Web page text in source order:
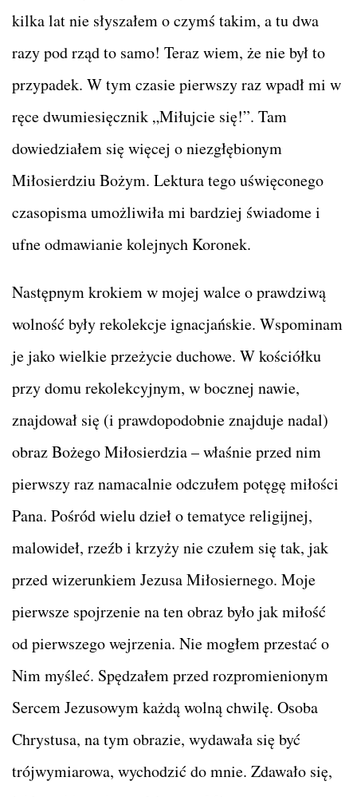
kilka lat nie słyszałem o czymś takim, a tu dwa
razy pod rząd to samo! Teraz wiem, że nie był to
przypadek. W tym czasie pierwszy raz wpadł mi w
ręce dwumiesięcznik „Miłujcie się!”. Tam
dowiedziałem się więcej o niezgłębionym
Miłosierdziu Bożym. Lektura tego uświęconego
czasopisma umożliwiła mi bardziej świadome i
ufne odmawianie kolejnych Koronek.
Następnym krokiem w mojej walce o prawdziwą
wolność były rekolekcje ignacjańskie. Wspominam
je jako wielkie przeżycie duchowe. W kościółku
przy domu rekolekcyjnym, w bocznej nawie,
znajdował się (i prawdopodobnie znajduje nadal)
obraz Bożego Miłosierdzia – właśnie przed nim
pierwszy raz namacalnie odczułem potęgę miłości
Pana. Pośród wielu dzieł o tematyce religijnej,
malowideł, rzeźb i krzyży nie czułem się tak, jak
przed wizerunkiem Jezusa Miłosiernego. Moje
pierwsze spojrzenie na ten obraz było jak miłość
od pierwszego wejrzenia. Nie mogłem przestać o
Nim myśleć. Spędzałem przed rozpromienionym
Sercem Jezusowym każdą wolną chwilę. Osoba
Chrystusa, na tym obrazie, wydawała się być
trójwymiarowa, wychodzić do mnie. Zdawało się,